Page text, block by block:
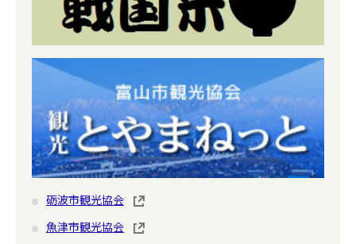
砺波市観光協会
魚津市観光協会